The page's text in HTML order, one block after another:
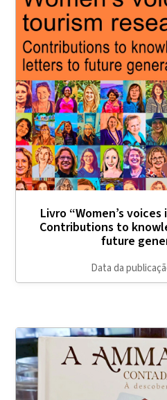
Livro “Women’s
Contributions to
future
Data da